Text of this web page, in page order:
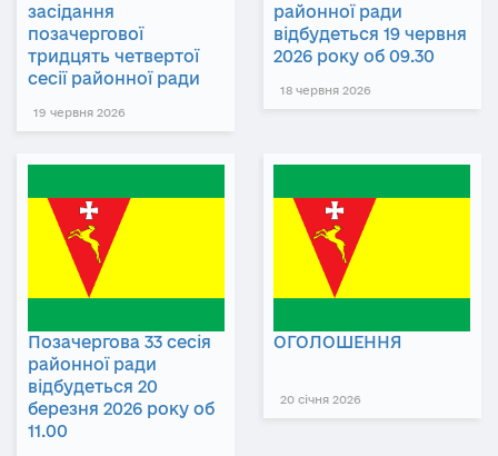
засідання
позачергової
тридцять четвертої
сесії районної ради
19 червня 2026
районної ради
відбудеться 19 червня
2026 року об 09.30
18 червня 2026
Позачергова 33 сесія
районної ради
відбудеться 20
березня 2026 року об
11.00
ОГОЛОШЕННЯ
20 січня 2026